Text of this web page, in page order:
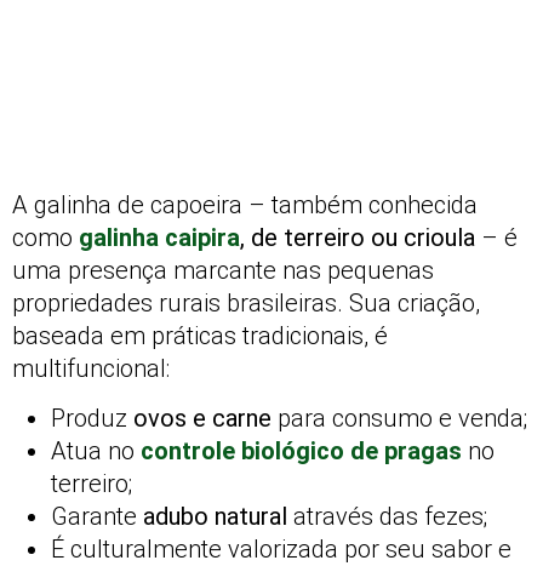
A galinha de capoeira – também conhecida
como galinha caipira, de terreiro ou crioula – é
uma presença marcante nas pequenas
propriedades rurais brasileiras. Sua criação,
baseada em práticas tradicionais, é
multifuncional:
Produz ovos e carne para consumo e venda;
Atua no controle biológico de pragas no
terreiro;
Garante adubo natural através das fezes;
É culturalmente valorizada por seu sabor e